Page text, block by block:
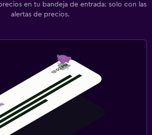
en tu bandeja de entrada: solo con las
alertas de precios.